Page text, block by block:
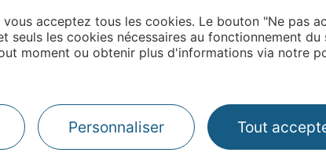
acceptez tous les cookies. Le bouton "Ne pas
seuls les cookies nécessaires au fonctionnement du
moment ou obtenir plus d'informations via notre
Personnaliser Tout
activité?
Tourisme.
Thermalisme
Business/Mice
Pros d'Occitanie